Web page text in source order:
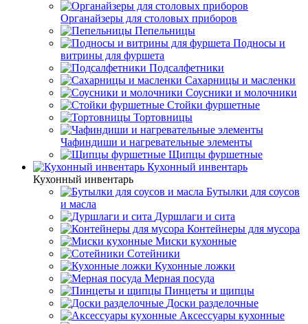
Органайзеры для столовых приборов
Пепельницы
Подносы и
витрины для фуршета
Подсалфетники
Сахарницы и масленки
Соусники и молочники
Стойки фуршетные
Тортовницы
Чафиндиши и нагревательные элементы
Щипцы фуршетные
Кухонный инвентарь
Кухонный инвентарь
Бутылки для соусов
и масла
Дуршлаги и сита
Контейнеры для мусора
Миски кухонные
Сотейники
Кухонные ложки
Мерная посуда
Пинцеты и щипцы
Доски разделочные
Аксессуары кухонные